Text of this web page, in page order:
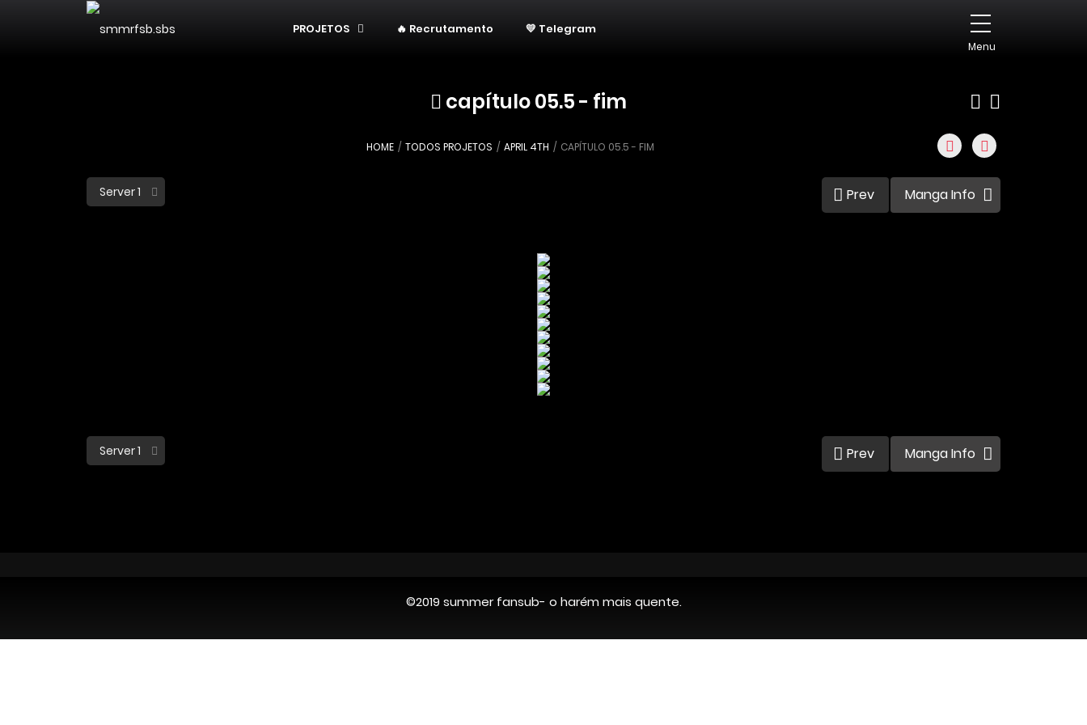
PROJETOS 🔥 Recrutamento 💛 Telegram
Menu
capítulo 05.5 - fim
HOME TODOS PROJETOS APRIL 4TH CAPÍTULO 05.5 - FIM
Prev Manga Info
Prev Manga Info
©2019 summer fansub- o harém mais quente.